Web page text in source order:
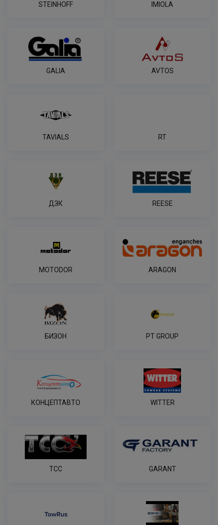
STEINHOFF IMIOLA
GALIA AVTOS
TAVIALS RT
ДЗК REESE
MOTODOR ARAGON
БИЗОН PT GROUP
КОНЦЕПТАВТО WITTER
ТСС GARANT